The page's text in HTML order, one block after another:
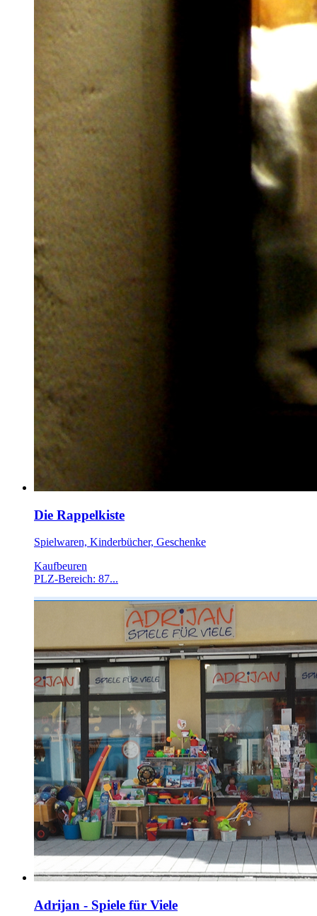
Die Rappelkiste
Spielwaren, Kinderbücher, Geschenke
Kaufbeuren
PLZ-Bereich: 87...
Adrijan - Spiele für Viele